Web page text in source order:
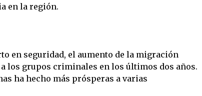
en la región.
en seguridad, el aumento de la migración
los grupos criminales en los últimos dos años.
ha hecho más prósperas a varias